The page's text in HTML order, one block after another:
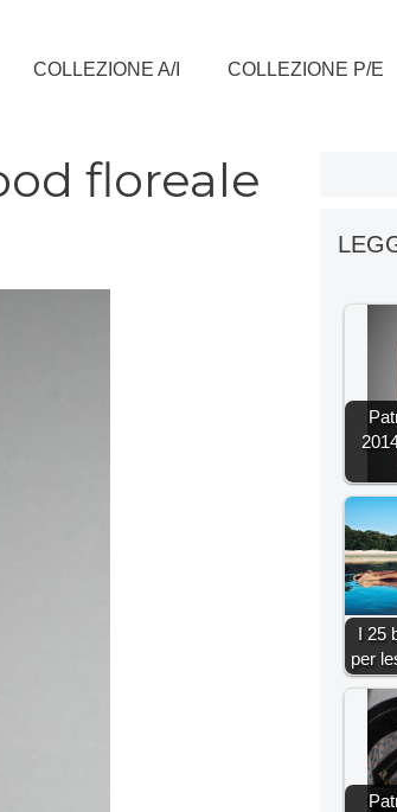
COLLEZIONE A/I COLLEZIONE P/E
floreale
I 25
per